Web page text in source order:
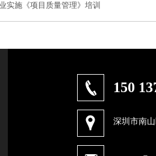
实施《项目质量管理》培训
150
深圳市南